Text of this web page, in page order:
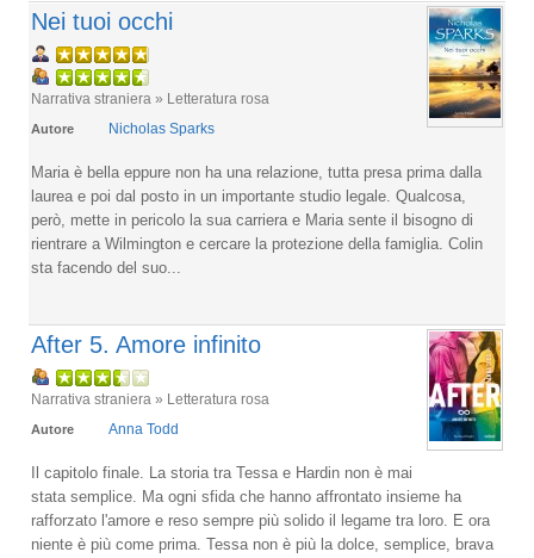
Nei tuoi occhi
Narrativa straniera » Letteratura rosa
Autore Nicholas Sparks
Maria è bella eppure non ha una relazione, tutta presa prima dalla
laurea e poi dal posto in un importante studio legale. Qualcosa,
però, mette in pericolo la sua carriera e Maria sente il bisogno di
rientrare a Wilmington e cercare la protezione della famiglia. Colin
sta facendo del suo...
After 5. Amore infinito
Narrativa straniera » Letteratura rosa
Autore Anna Todd
Il capitolo finale. La storia tra Tessa e Hardin non è mai
stata semplice. Ma ogni sfida che hanno affrontato insieme ha
rafforzato l'amore e reso sempre più solido il legame tra loro. E ora
niente è più come prima. Tessa non è più la dolce, semplice, brava